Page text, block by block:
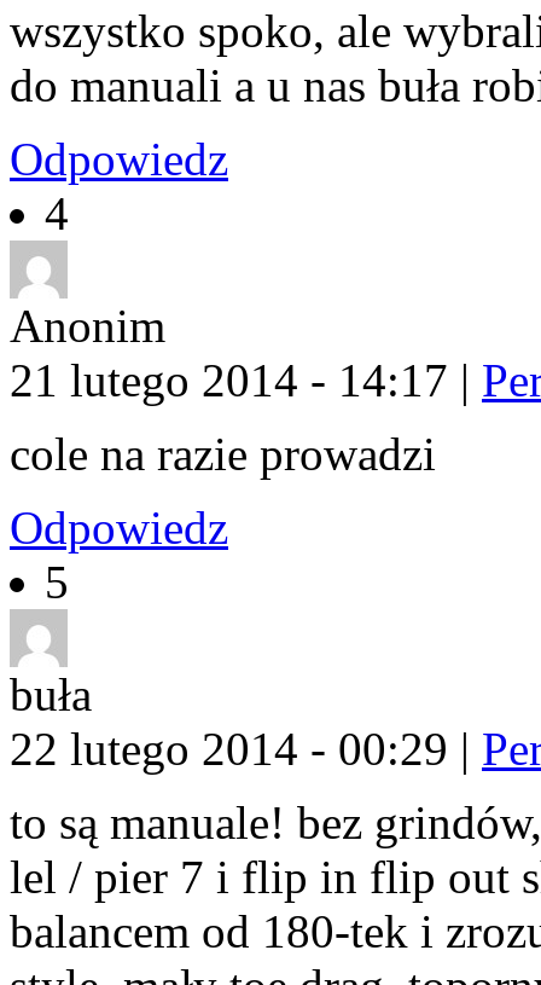
wszystko spoko, ale
do manuali a u nas buła
Odpowiedz
4
Anonim
21 lutego 2014 - 14:17 |
cole na razie prowadzi
Odpowiedz
5
buła
22 lutego 2014 - 00:29 |
to są manuale! bez
lel / pier 7 i flip in flip out
balancem od 180-tek i